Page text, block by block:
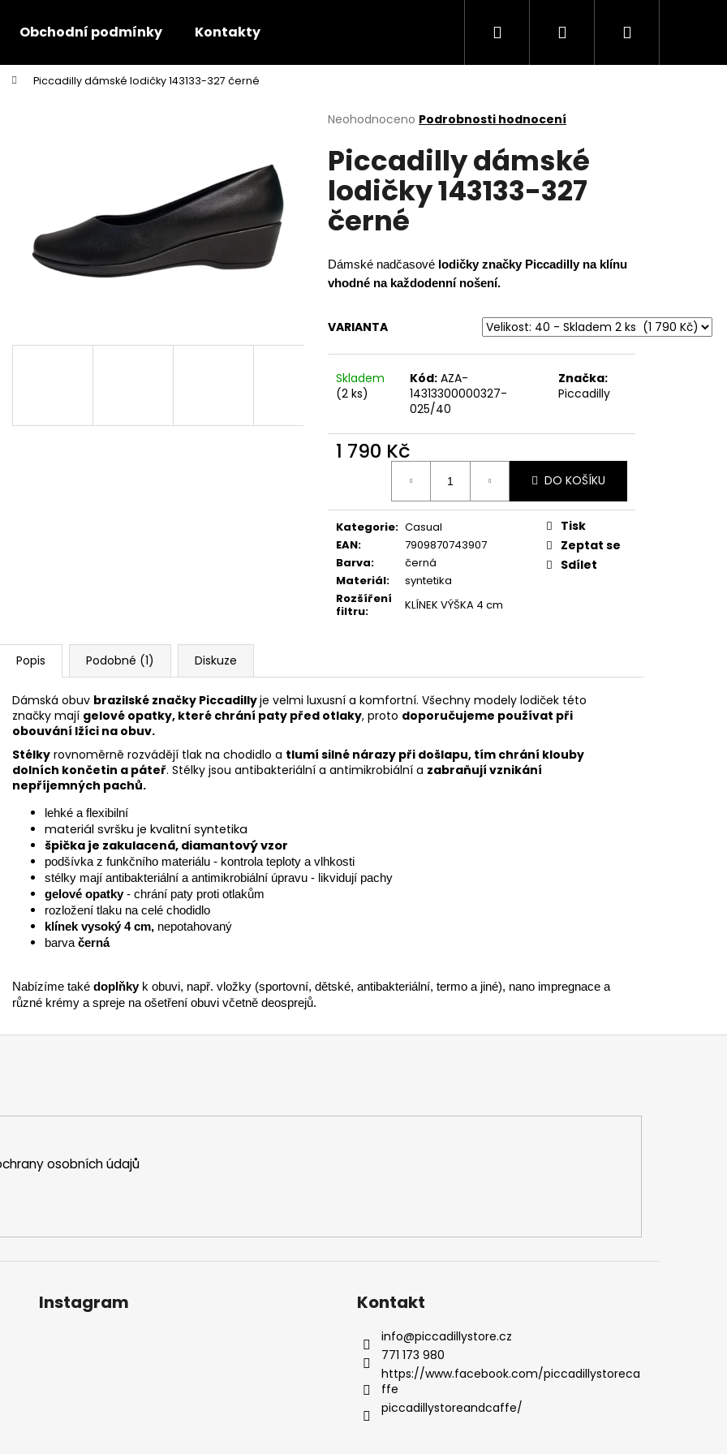
Obchodní podmínky Kontakty Hledat PřihlášeníNákupní
Piccadilly dámské lodičky 143133-327 černé
Průměrné
produktu
je
0,0
5
hvězdiček.
Neohodnoceno Podrobnosti hodnocení
Piccadilly dámské
lodičky 143133-327
černé
Dámské nadčasové lodičky značky Piccadilly na klínu
vhodné na každodenní nošení.
VARIANTA
Skladem
(2 ks)
Kód: AZA-
14313300000327-
025/40
Značka:
Piccadilly
1 790 Kč
DO KOŠÍKU
Kategorie: Casual
EAN:
7909870743907
Barva:
černá
Materiál:
syntetika
Rozšíření
filtru: KLÍNEK VÝŠKA 4 cm
Tisk
Zeptat se
Sdílet
Popis Podobné (1) Diskuze
Dámská obuv brazilské značky Piccadillyje velmi luxusní a komfortní. Všechny modely lodiček této
značky mají gelové opatky, které chrání paty před otlaky, proto doporučujeme používat při
obouvání lžíci na obuv.
Stélky rovnoměrně rozvádějí tlak na chodidlo a tlumí silné nárazy při došlapu, tím chrání klouby
dolních končetin a páteř. Stélky jsou antibakteriální a antimikrobiální a zabraňují vznikání
nepříjemných pachů.
lehké a flexibilní
materiál svršku je kvalitní syntetika
špička je zakulacená, diamantový vzor
podšívka z funkčního materiálu - kontrola teploty a vlhkosti
stélky mají antibakteriální a antimikrobiální úpravu - likvidují pachy
gelové opatky- chrání paty proti otlakům
rozložení tlaku na celé chodidlo
klínek vysoký 4 cm, nepotahovaný
barva černá
Nabízíme také doplňkyk obuvi, např. vložky (sportovní, dětské, antibakteriální, termo a jiné), nano impregnace a
různé krémy a spreje na ošetření obuvi včetně deosprejů.
Co potřebujete najít?
Doporučujeme
Následující
osobních údajů
Instagram Kontakt
info@piccadillystore.cz
771 173 980
https://www.facebook.com/piccadillystoreca
ffe
piccadillystoreandcaffe/